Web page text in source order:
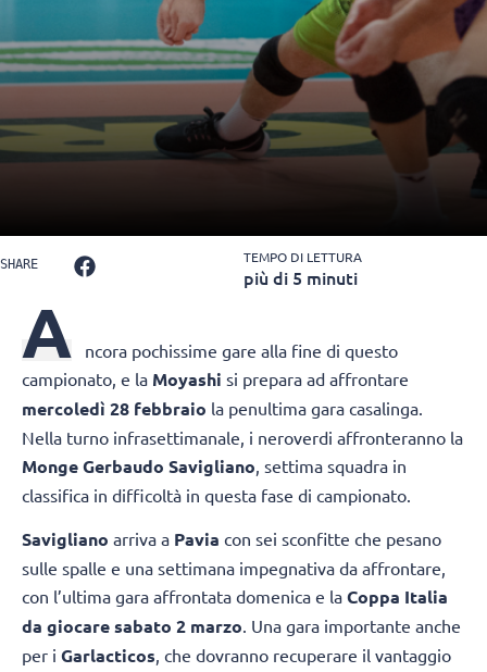
SHARE TEMPO DI LETTURA
più di 5 minuti
A
ncora pochissime gare alla fine di questo
campionato, e la Moyashi si prepara ad affrontare
mercoledì 28 febbraio la penultima gara casalinga.
Nella turno infrasettimanale, i neroverdi affronteranno la
Monge Gerbaudo Savigliano, settima squadra in
classifica in difficoltà in questa fase di campionato.
Savigliano arriva a Pavia con sei sconfitte che pesano
sulle spalle e una settimana impegnativa da affrontare,
con l’ultima gara affrontata domenica e la Coppa Italia
da giocare sabato 2 marzo. Una gara importante anche
per i Garlacticos, che dovranno recuperare il vantaggio